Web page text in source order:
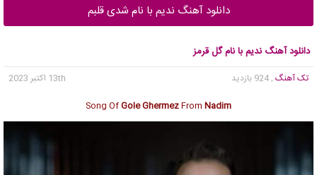
دانلود آهنگ ندیم با نام شدی قلبم
دانلود آهنگ ندیم با نام گل قرمز
تک آهنگ , 924 بازدید
13th اکتبر 2023
Song OfGole GhermezFrom Nadim